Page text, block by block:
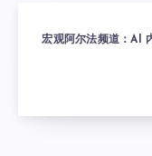
宏观阿尔法频道：AI